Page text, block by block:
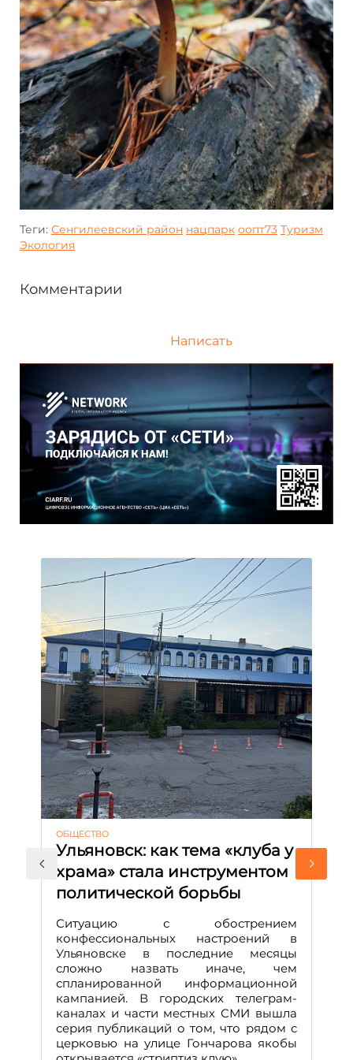
Теги: Сенгилеевский район нацпарк оопт73 Туризм
Экология
Комментарии
Написать
ОБЩЕСТВО
Ульяновск: как тема «клуба у
храма» стала инструментом
политической борьбы
Ситуацию с обострением
конфессиональных настроений в
Ульяновске в последние месяцы
сложно назвать иначе, чем
спланированной информационной
кампанией. В городских телеграм-
каналах и части местных СМИ вышла
серия публикаций о том, что рядом с
церковью на улице Гончарова якобы